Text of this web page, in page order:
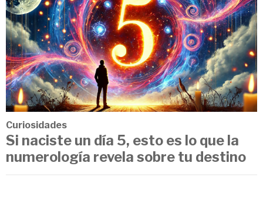
Curiosidades
Si naciste un día 5, esto es lo que la
numerología revela sobre tu destino